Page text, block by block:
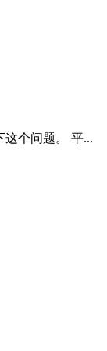
个问题。 平...